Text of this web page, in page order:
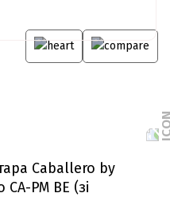
Caballero by
PM BE (зі